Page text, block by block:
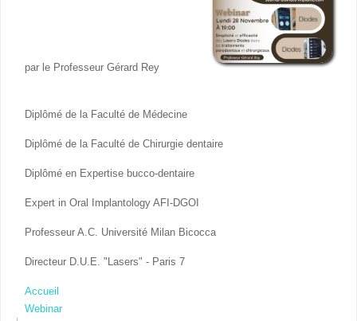
par le Professeur Gérard Rey
Diplômé de la Faculté de Médecine
Diplômé de la Faculté de Chirurgie dentaire
Diplômé en Expertise bucco-dentaire
Expert in Oral Implantology AFI-DGOI
Professeur A.C. Université Milan Bicocca
Directeur D.U.E. "Lasers" - Paris 7
Accueil
Webinar